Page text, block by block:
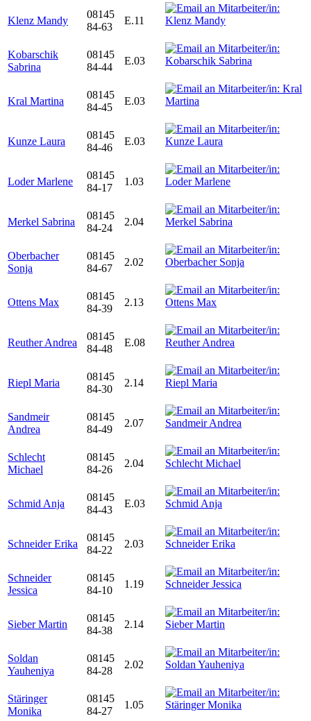
Klenz Mandy
08145
84-63
E.11
Kobarschik
Sabrina
08145
84-44
E.03
Kral Martina
08145
84-45
E.03
Kunze Laura
08145
84-46
E.03
Loder Marlene
08145
84-17
1.03
Merkel Sabrina
08145
84-24
2.04
Oberbacher
Sonja
08145
84-67
2.02
Ottens Max
08145
84-39
2.13
Reuther Andrea
08145
84-48
E.08
Riepl Maria
08145
84-30
2.14
Sandmeir
Andrea
08145
84-49
2.07
Schlecht
Michael
08145
84-26
2.04
Schmid Anja
08145
84-43
E.03
Schneider Erika
08145
84-22
2.03
Schneider
Jessica
08145
84-10
1.19
Sieber Martin
08145
84-38
2.14
Soldan
Yauheniya
08145
84-28
2.02
Stäringer
Monika
08145
84-27
1.05